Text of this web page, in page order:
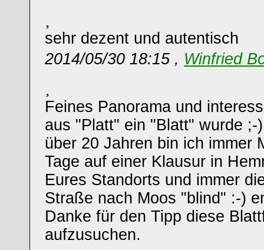
sehr dezent und autentisch
2014/05/30 18:15 , Winfried
Feines Panorama und
aus "Platt" ein "Blatt" wurde ;-
über 20 Jahren bin ich immer
Tage auf einer Klausur in
Eures Standorts und immer
Straße nach Moos "blind" :-)
Danke für den Tipp diese
aufzusuchen.